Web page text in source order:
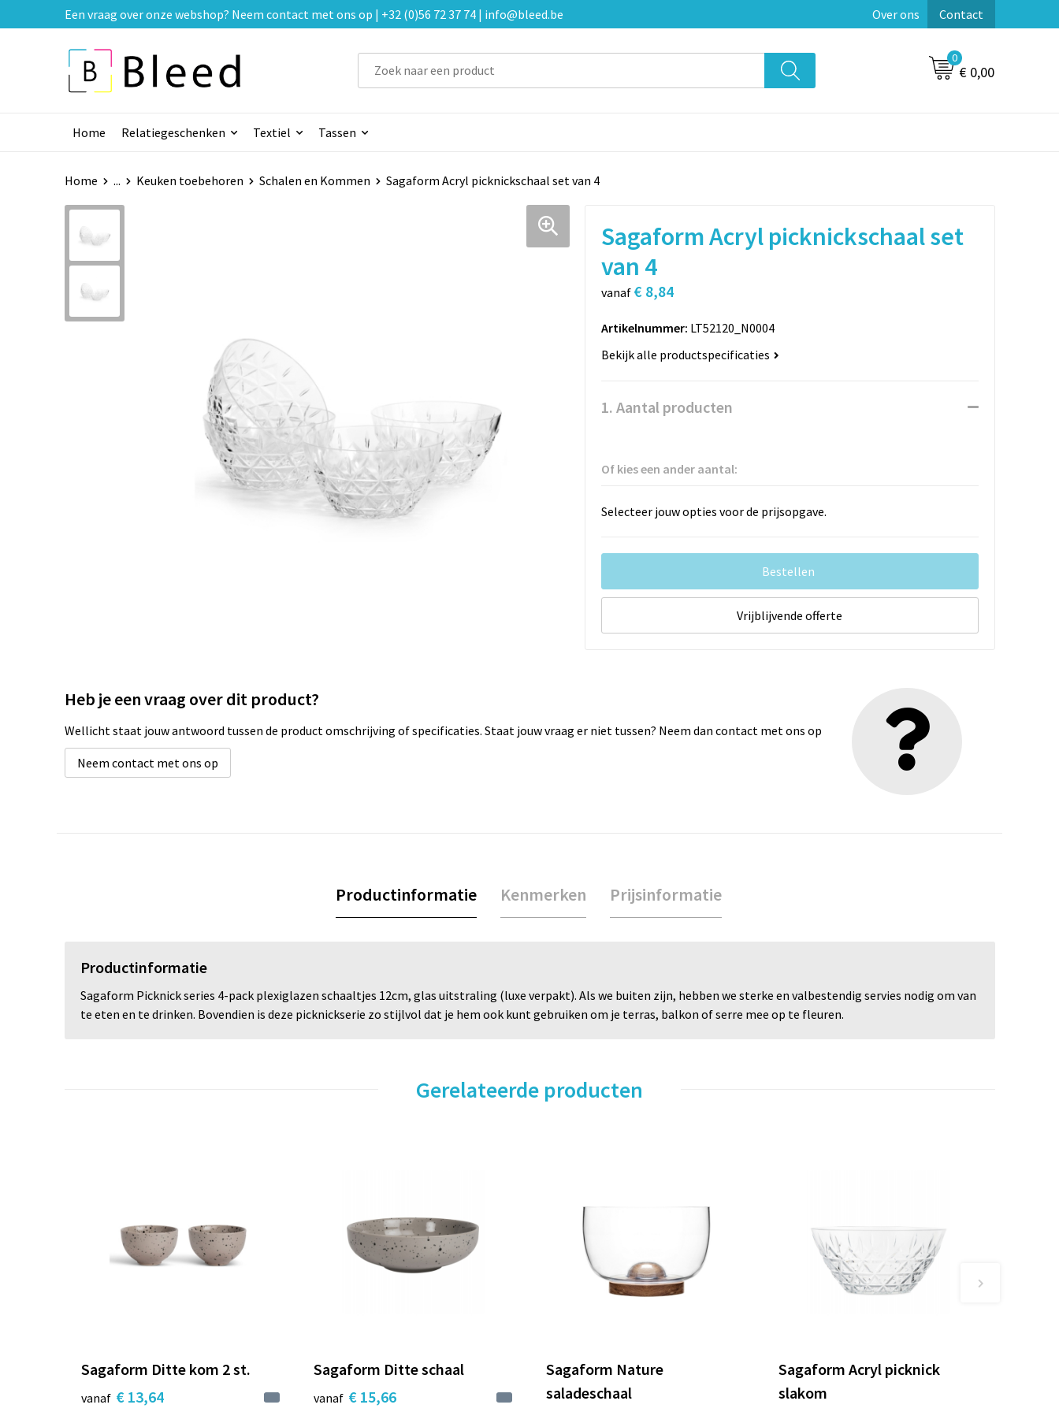
Een vraag over onze webshop? Neem contact met ons op | +32 (0)56 72 37 74 | info@bleed.be Over ons Contact
0
€ 0,00
Home Relatiegeschenken Textiel Tassen
Home ... Keuken toebehoren Schalen en Kommen Sagaform Acryl picknickschaal set van 4
Sagaform Acryl picknickschaal set
van 4
vanaf € 8,84
Artikelnummer: LT52120_N0004
Bekijk alle productspecificaties
1. Aantal producten
Of kies een ander aantal:
Selecteer jouw opties voor de prijsopgave.
Bestellen
Vrijblijvende offerte
Heb je een vraag over dit product?
Wellicht staat jouw antwoord tussen de product omschrijving of specificaties. Staat jouw vraag er niet tussen? Neem dan contact met ons op
Neem contact met ons op
Productinformatie Kenmerken Prijsinformatie
Productinformatie
Sagaform Picknick series 4-pack plexiglazen schaaltjes 12cm, glas uitstraling (luxe verpakt). Als we buiten zijn, hebben we sterke en valbestendig servies nodig om van
te eten en te drinken. Bovendien is deze picknickserie zo stijlvol dat je hem ook kunt gebruiken om je terras, balkon of serre mee op te fleuren.
Gerelateerde producten
Sagaform Ditte kom 2 st.
vanaf € 13,64
Sagaform Ditte schaal
vanaf € 15,66
Sagaform Nature
saladeschaal
Sagaform Acryl picknick
slakom